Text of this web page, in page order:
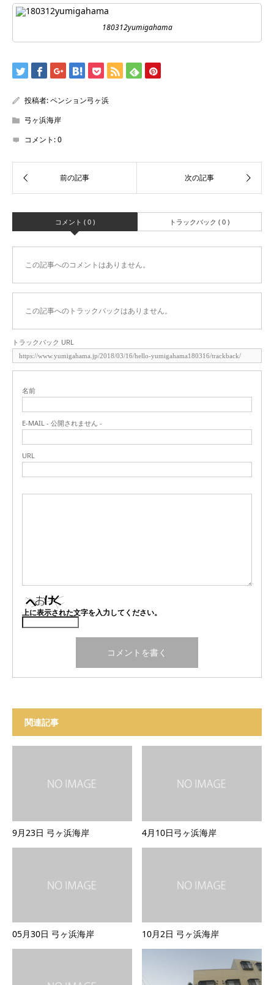
180312yumigahama
投稿者:ペンション弓ヶ浜
弓ヶ浜海岸
コメント:0
コメント ( 0 ) トラックバック ( 0 )
この記事へのコメントはありません。
この記事へのトラックバックはありません。
トラックバック URL
名前
E-MAIL - 公開されません -
URL
上に表示された文字を入力してください。
関連記事
9月23日 弓ヶ浜海岸 4月10日弓ヶ浜海岸
05月30日 弓ヶ浜海岸 10月2日 弓ヶ浜海岸